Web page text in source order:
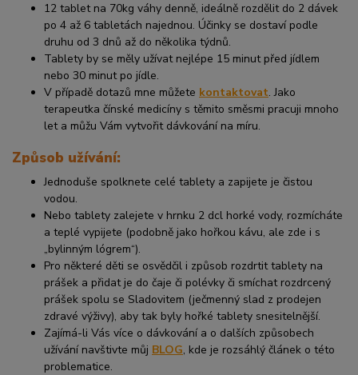
12 tablet na 70kg váhy denně, ideálně rozdělit do 2 dávek
po 4 až 6 tabletách najednou. Účinky se dostaví podle
druhu od 3 dnů až do několika týdnů.
Tablety by se měly užívat nejlépe 15 minut před jídlem
nebo 30 minut po jídle.
V případě dotazů mne můžete kontaktovat. Jako
terapeutka čínské medicíny s těmito směsmi pracuji mnoho
let a můžu Vám vytvořit dávkování na míru.
Způsob užívání:
Jednoduše spolknete celé tablety a zapijete je čistou
vodou.
Nebo tablety zalejete v hrnku 2 dcl horké vody, rozmícháte
a teplé vypijete (podobně jako hořkou kávu, ale zde i s
„bylinným lógrem“).
Pro některé děti se osvědčil i způsob rozdrtit tablety na
prášek a přidat je do čaje či polévky či smíchat rozdrcený
prášek spolu se Sladovitem (ječmenný slad z prodejen
zdravé výživy), aby tak byly hořké tablety snesitelnější.
Zajímá-li Vás více o dávkování a o dalších způsobech
užívání navštivte můj BLOG, kde je rozsáhlý článek o této
problematice.